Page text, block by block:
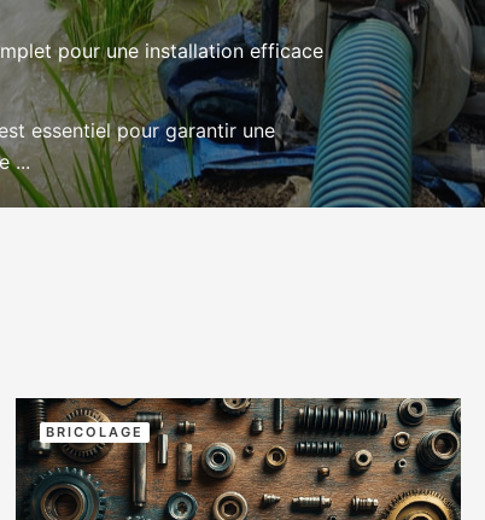
pour une installation efficace
essentiel pour garantir une
...
BRICOLAGE